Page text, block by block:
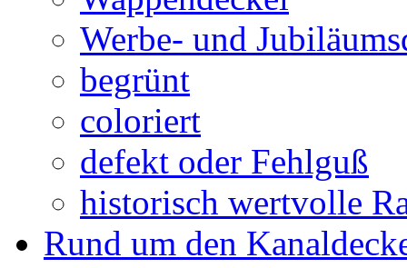
Werbe- und
begrünt
coloriert
defekt oder Fehlguß
historisch wertvolle
Rund um den